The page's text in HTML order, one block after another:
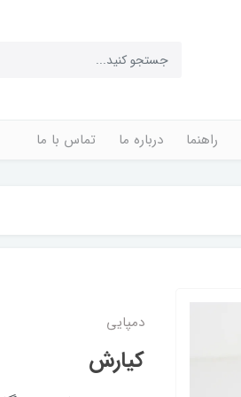
راهنما درباره ما تماس با ما
دمپایی
کیارش